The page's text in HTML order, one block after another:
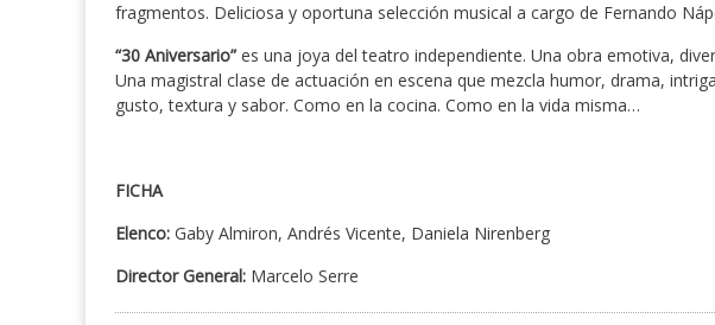
fragmentos. Deliciosa y oportuna selección musical a cargo de Fernando
“30 Aniversario” es una joya del teatro independiente. Una obra emotiva,
Una magistral clase de actuación en escena que mezcla humor, drama,
gusto, textura y sabor. Como en la cocina. Como en la vida misma…
FICHA
Elenco: Gaby Almiron, Andrés Vicente, Daniela Nirenberg
Director General: Marcelo Serre